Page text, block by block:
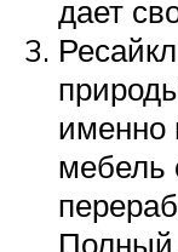
дает
именно
мебель
Полный